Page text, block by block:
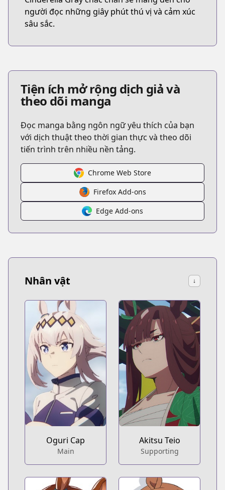
người đọc những giây phút thú vị và cảm xúc
sâu sắc.
Tiện ích mở rộng dịch giả và
theo dõi manga
Đọc manga bằng ngôn ngữ yêu thích của bạn
với dịch thuật theo thời gian thực và theo dõi
tiến trình trên nhiều nền tảng.
Chrome Web Store
Firefox Add-ons
Edge Add-ons
Nhân vật ↓
Oguri Cap
Main
Akitsu Teio
Supporting